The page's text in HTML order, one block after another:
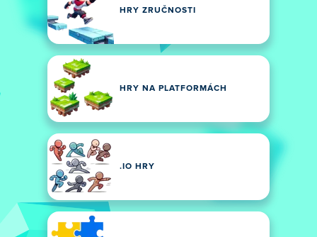
HRY ZRUČNOSTI
HRY NA PLATFORMÁCH
.IO HRY